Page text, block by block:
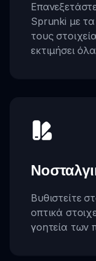
Sprunki με
τους
εκτιμήσει
Βυθιστείτε
οπτικά
γοητεία των